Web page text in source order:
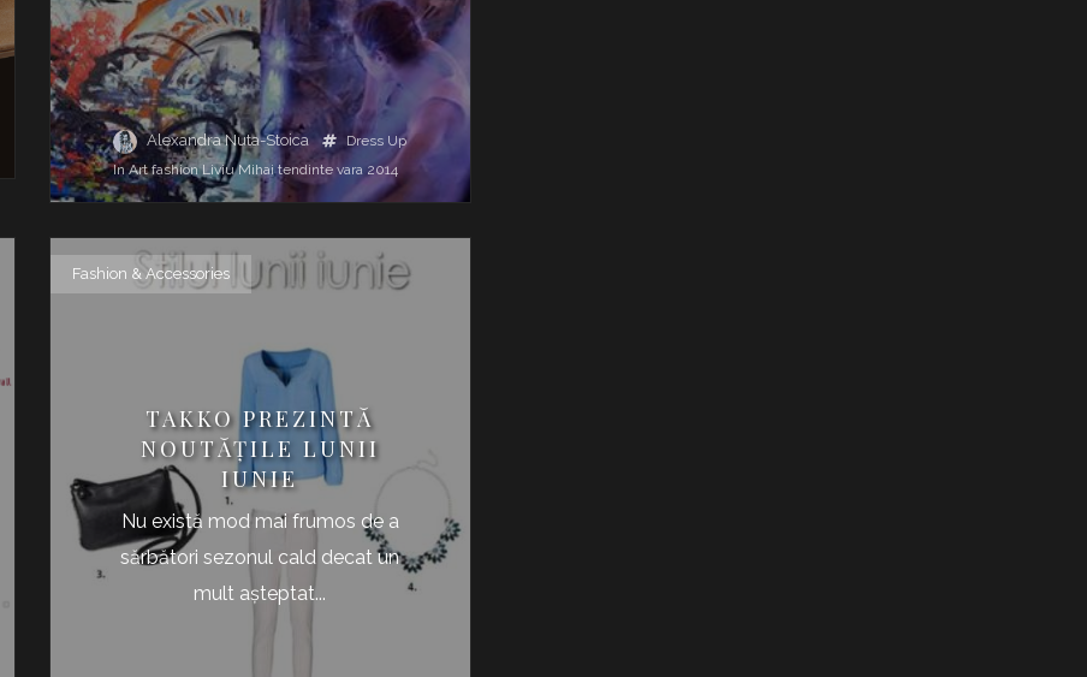
Alexandra Nuta-Stoica
Dress Up
In Art fashion Liviu Mihai tendinte vara 2014
Fashion & Accessories
TAKKO PREZINTĂ
NOUTĂŢILE LUNII
IUNIE
Nu există mod mai frumos de a
sărbători sezonul cald decat un
mult aşteptat...